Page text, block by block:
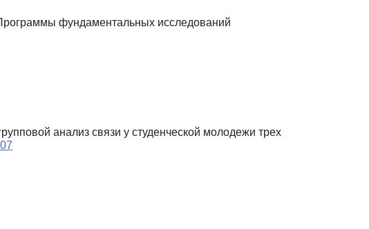
фундаментальных исследований
анализ связи у студенческой молодежи трех